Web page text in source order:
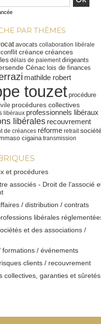
PAR THÈMES
avocats collaboration libérale
conflit créancecréances
délais de paiement dirigeants
Cénac lois de finances
mathilde robert
touzet procédure
procédures collectives
libéraux professionnels libéraux
libérales recouvrement
de créances réforme retrait
cigaina transmission
et procédures
associés - Droit de l'associé
/ distribution / contrats
libérales
et des associations /
formations / événements
clients / recouvrement
collectives, garanties et sûretés